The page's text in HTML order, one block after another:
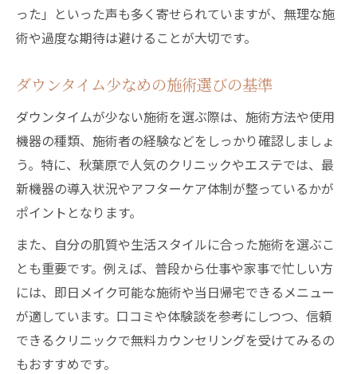
った」といった声も多く寄せられていますが、無理な施
術や過度な期待は避けることが大切です。
ダウンタイム少なめの施術選びの基準
ダウンタイムが少ない施術を選ぶ際は、施術方法や使用
機器の種類、施術者の経験などをしっかり確認しましょ
う。特に、秋葉原で人気のクリニックやエステでは、最
新機器の導入状況やアフターケア体制が整っているかが
ポイントとなります。
また、自分の肌質や生活スタイルに合った施術を選ぶこ
とも重要です。例えば、普段から仕事や家事で忙しい方
には、即日メイク可能な施術や当日帰宅できるメニュー
が適しています。口コミや体験談を参考にしつつ、信頼
できるクリニックで無料カウンセリングを受けてみるの
もおすすめです。